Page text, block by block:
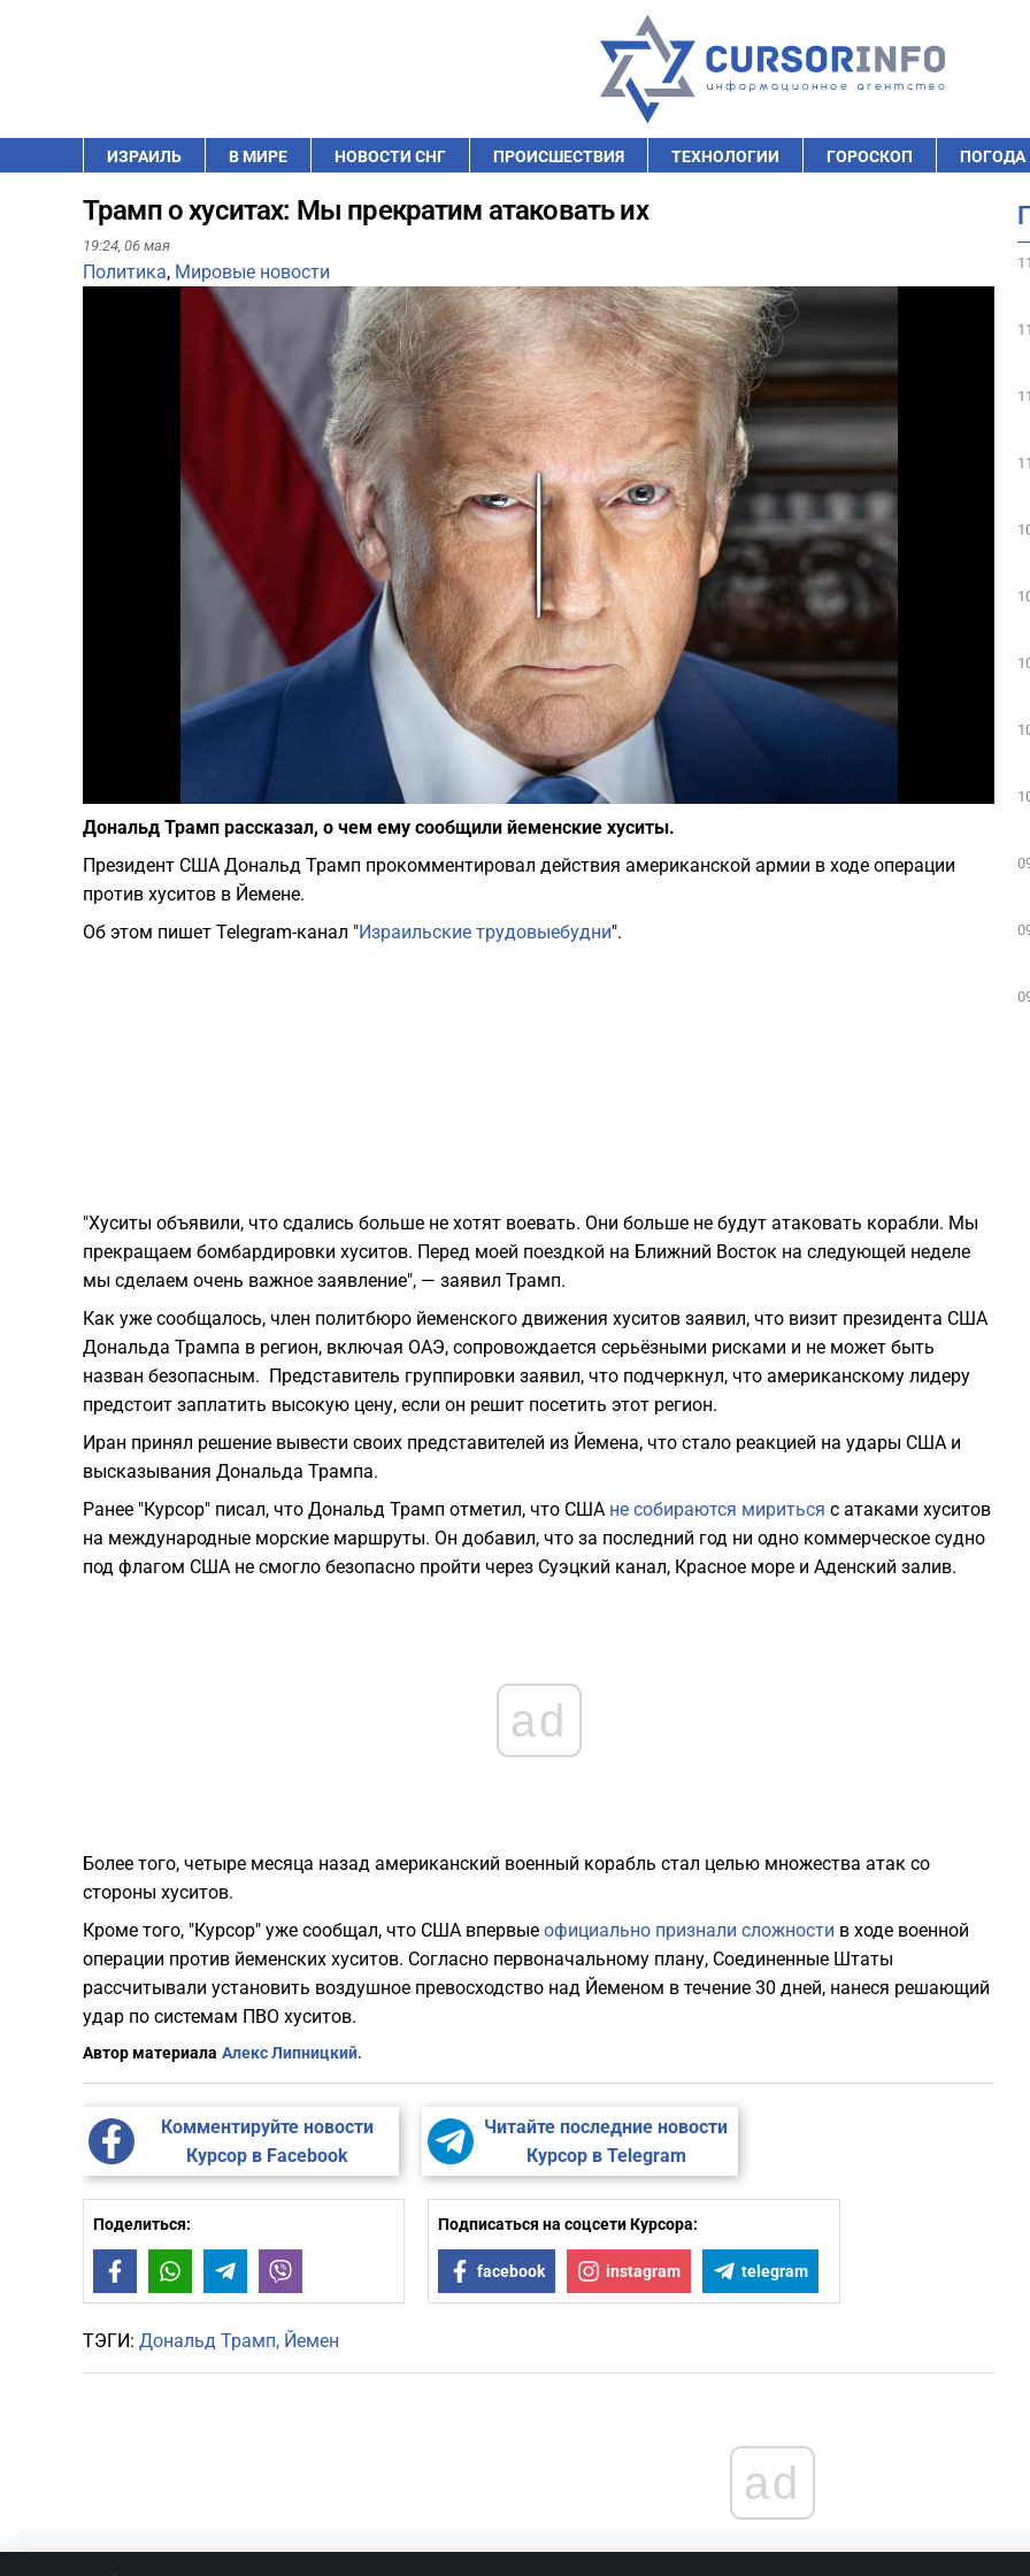
ИЗРАИЛЬ В МИРЕ НОВОСТИ СНГ ПРОИСШЕСТВИЯ ТЕХНОЛОГИИ ГОРОСКОП ПОГОДА
Трамп о хуситах: Мы прекратим атаковать их
19:24, 06 мая
Политика, Мировые новости
Play
Дональд Трамп рассказал, о чем ему сообщили йеменские хуситы.
Президент США Дональд Трамп прокомментировал действия американской армии в ходе операции
против хуситов в Йемене.
Об этом пишет Telegram-канал "Израильские трудовыебудни".
"Хуситы объявили, что сдались больше не хотят воевать. Они больше не будут атаковать корабли. Мы
прекращаем бомбардировки хуситов. Перед моей поездкой на Ближний Восток на следующей неделе
мы сделаем очень важное заявление", — заявил Трамп.
Как уже сообщалось, член политбюро йеменского движения хуситов заявил, что визит президента США
Дональда Трампа в регион, включая ОАЭ, сопровождается серьёзными рисками и не может быть
назван безопасным. Представитель группировки заявил, что подчеркнул, что американскому лидеру
предстоит заплатить высокую цену, если он решит посетить этот регион.
Иран принял решение вывести своих представителей из Йемена, что стало реакцией на удары США и
высказывания Дональда Трампа.
Ранее "Курсор" писал, что Дональд Трамп отметил, что США не собираются мириться с атаками хуситов
на международные морские маршруты. Он добавил, что за последний год ни одно коммерческое судно
под флагом США не смогло безопасно пройти через Суэцкий канал, Красное море и Аденский залив.
ad
Более того, четыре месяца назад американский военный корабль стал целью множества атак со
стороны хуситов.
Кроме того, "Курсор" уже сообщал, что США впервые официально признали сложности в ходе военной
операции против йеменских хуситов. Согласно первоначальному плану, Соединенные Штаты
рассчитывали установить воздушное превосходство над Йеменом в течение 30 дней, нанеся решающий
удар по системам ПВО хуситов.
Автор материала Алекс Липницкий.
Комментируйте новости
Курсор в Facebook
Читайте последние новости
Курсор в Telegram
Поделиться:
FacebookWhatsAppTelegram
Подписаться на соцсети Курсора:
facebook instagram telegram
ТЭГИ: Дональд Трамп Йемен